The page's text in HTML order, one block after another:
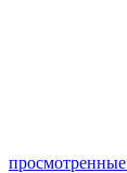
просмотренные